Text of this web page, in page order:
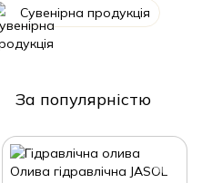
Сувенірна продукція
За популярністю